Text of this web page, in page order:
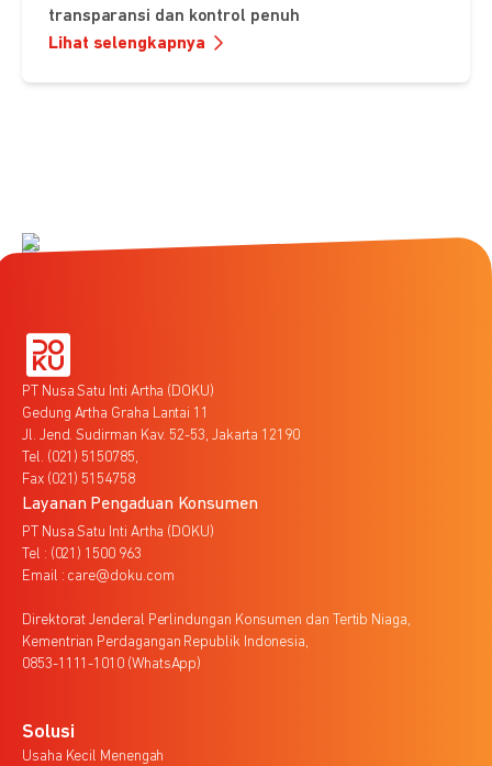
transparansi dan kontrol penuh
Lihat selengkapnya
PT Nusa Satu Inti Artha (DOKU)
Gedung Artha Graha Lantai 11
Jl. Jend. Sudirman Kav. 52-53, Jakarta 12190
Tel. (021) 5150785,
Fax (021) 5154758
Layanan Pengaduan Konsumen
PT Nusa Satu Inti Artha (DOKU)
Tel : (021) 1500 963
Email : care@doku.com
Direktorat Jenderal Perlindungan Konsumen dan Tertib Niaga,
Kementrian Perdagangan Republik Indonesia,
0853-1111-1010 (WhatsApp)
Solusi
Usaha Kecil Menengah